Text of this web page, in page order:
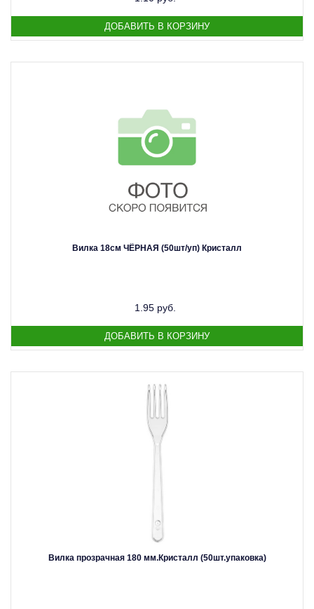
Вилка 18см ЧЁРНАЯ (50шт/уп) Кристалл
1.95 руб.
Вилка прозрачная 180 мм.Кристалл (50шт.упаковка)